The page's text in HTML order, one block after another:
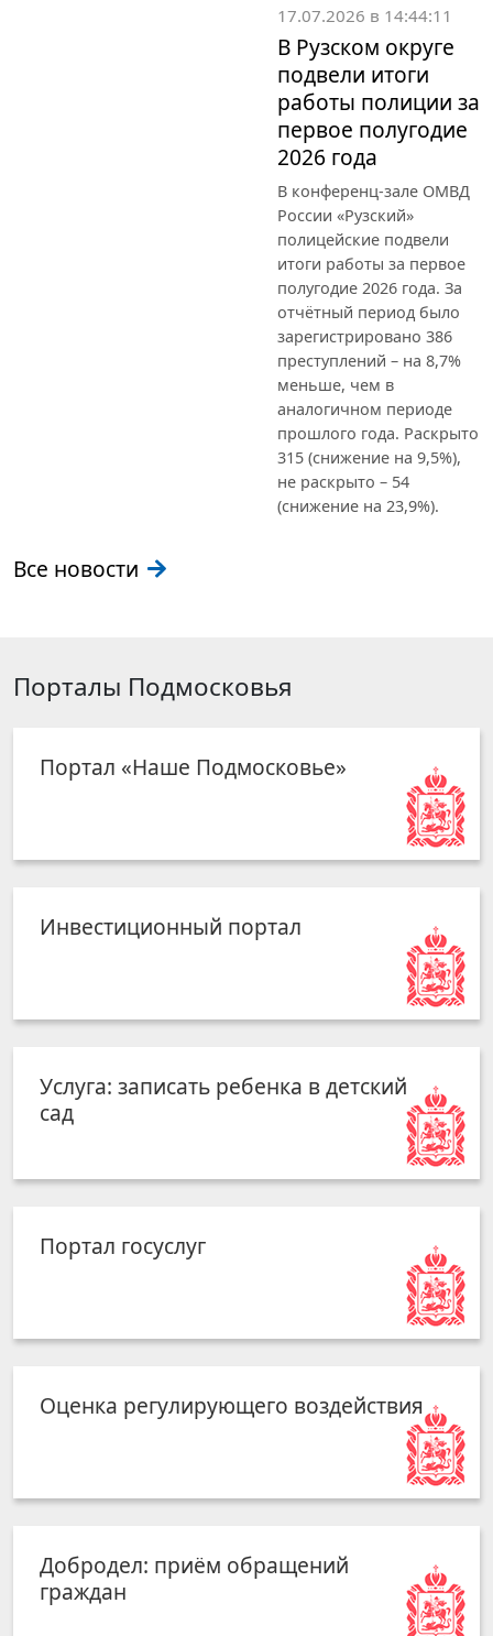
17.07.2026 в 14:44:11
В Рузском округе
подвели итоги
работы полиции за
первое полугодие
2026 года
В конференц-зале ОМВД
России «Рузский»
полицейские подвели
итоги работы за первое
полугодие 2026 года. За
отчётный период было
зарегистрировано 386
преступлений – на 8,7%
меньше, чем в
аналогичном периоде
прошлого года. Раскрыто
315 (снижение на 9,5%),
не раскрыто – 54
(снижение на 23,9%).
Все новости
Порталы Подмосковья
Портал «Наше Подмосковье»
Инвестиционный портал
Услуга: записать ребенка в детский
сад
Портал госуслуг
Оценка регулирующего воздействия
Добродел: приём обращений
граждан